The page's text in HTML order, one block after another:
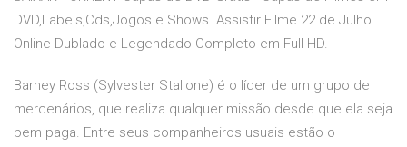
DVD,Labels,Cds,Jogos e Shows. Assistir Filme 22 de Julho
Online Dublado e Legendado Completo em Full HD.
Barney Ross (Sylvester Stallone) é o líder de um grupo de
mercenários, que realiza qualquer missão desde que ela seja
bem paga. Entre seus companheiros usuais estão o